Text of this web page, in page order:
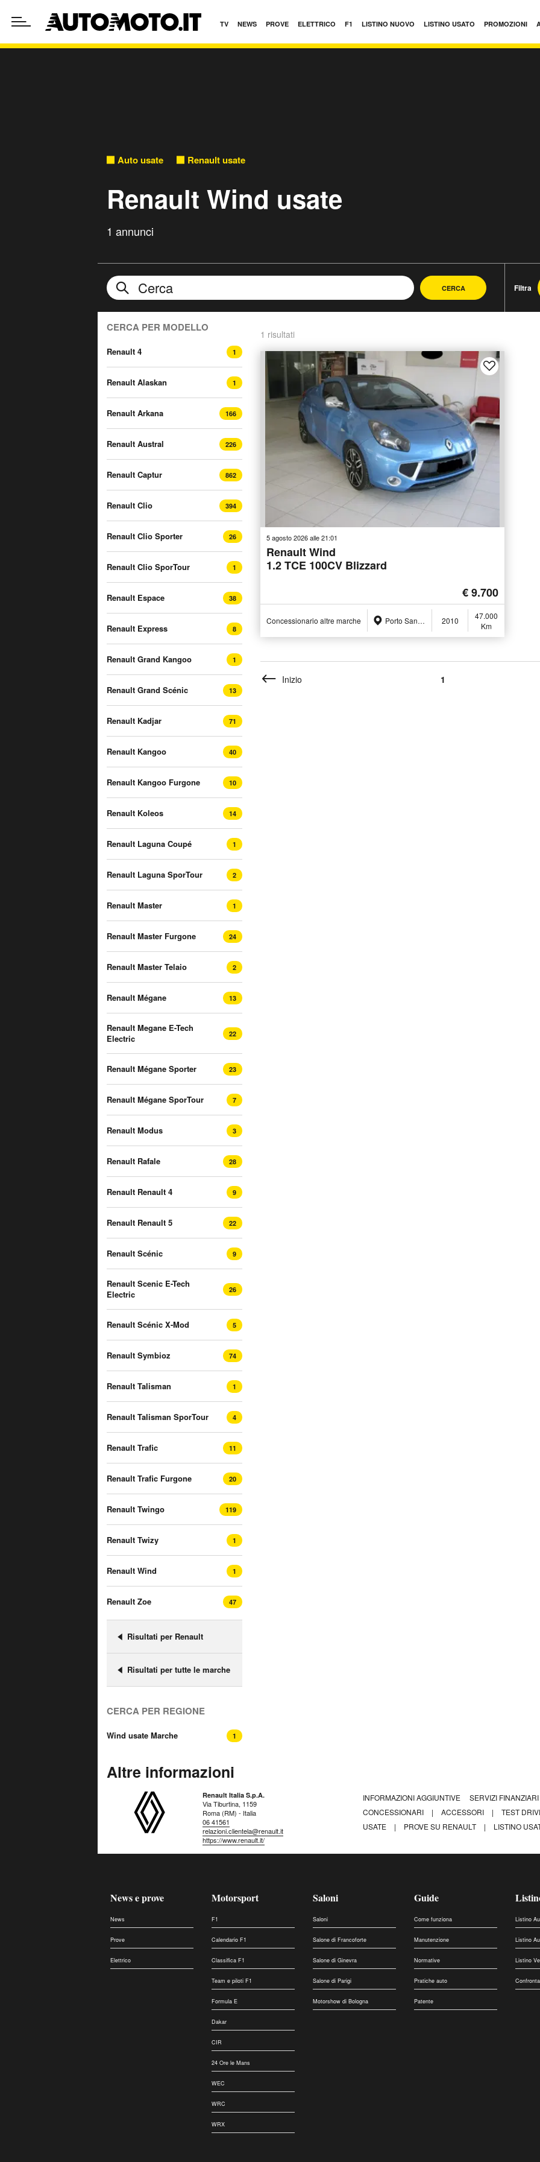
TV NEWS PROVE ELETTRICO F1 LISTINO NUOVO LISTINO USATO PROMOZIONI
Auto usate Renault usate
Renault Wind usate
1 annunci
CERCA Filtra
CERCA PER MODELLO
Renault 4 1
Renault Alaskan 1
Renault Arkana 166
Renault Austral 226
Renault Captur 862
Renault Clio 394
Renault Clio Sporter 26
Renault Clio SporTour 1
Renault Espace 38
Renault Express 8
Renault Grand Kangoo 1
Renault Grand Scénic 13
Renault Kadjar 71
Renault Kangoo 40
Renault Kangoo Furgone 10
Renault Koleos 14
Renault Laguna Coupé 1
Renault Laguna SporTour 2
Renault Master 1
Renault Master Furgone 24
Renault Master Telaio 2
Renault Mégane 13
Renault Megane E-Tech
Electric
22
Renault Mégane Sporter 23
Renault Mégane SporTour 7
Renault Modus 3
Renault Rafale 28
Renault Renault 4 9
Renault Renault 5 22
Renault Scénic 9
Renault Scenic E-Tech
Electric
26
Renault Scénic X-Mod 5
Renault Symbioz 74
Renault Talisman 1
Renault Talisman SporTour 4
Renault Trafic 11
Renault Trafic Furgone 20
Renault Twingo 119
Renault Twizy 1
Renault Wind 1
Renault Zoe 47
Risultati per Renault
Risultati per tutte le marche
CERCA PER REGIONE
Wind usate Marche 1
1 risultati
5 agosto 2026 alle 21:01
Renault Wind
1.2 TCE 100CV Blizzard
€ 9.700
Concessionario altre marche Porto San Giorgio (FM) 2010
47.000
Km
Inizio 1
Altre informazioni
Renault Italia S.p.A.
Via Tiburtina, 1159
Roma (RM) - Italia
06 41561
relazioni.clientela@renault.it
https://www.renault.it/
INFORMAZIONI AGGIUNTIVE SERVIZI FINANZIARI
CONCESSIONARI
| ACCESSORI |
TEST
USATE
| PROVE SU RENAULT | LISTINO
News e prove
News
Prove
Elettrico
Motorsport
F1
Calendario F1
Classifica F1
Team e piloti F1
Formula E
Dakar
CIR
24 Ore le Mans
WEC
WRC
WRX
Saloni
Saloni
Salone di Francoforte
Salone di Ginevra
Salone di Parigi
Motorshow di Bologna
Guide
Come funziona
Manutenzione
Normative
Pratiche auto
Patente
Listino
Listino
Listino